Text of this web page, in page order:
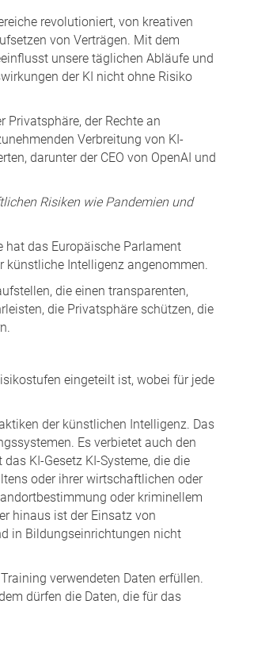
revolutioniert, von kreativen
von Verträgen. Mit dem
unsere täglichen Abläufe und
der KI nicht ohne Risiko
Privatsphäre, der Rechte an
Verbreitung von KI-
darunter der CEO von OpenAI und
Risiken wie Pandemien und
hat das Europäische Parlament
künstliche Intelligenz angenommen.
die einen transparenten,
die Privatsphäre schützen, die
eingeteilt ist, wobei für jede
der künstlichen Intelligenz. Das
Es verbietet auch den
KI-Gesetz KI-Systeme, die die
oder ihrer wirtschaftlichen oder
oder kriminellem
hinaus ist der Einsatz von
in Bildungseinrichtungen nicht
verwendeten Daten erfüllen.
dürfen die Daten, die für das